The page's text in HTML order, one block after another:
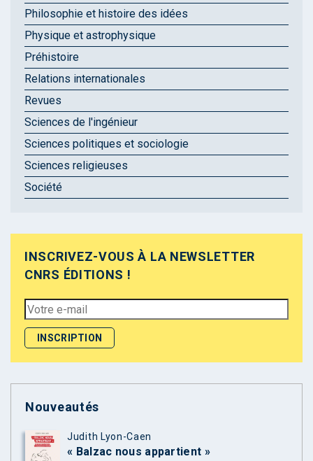
Philosophie et histoire des idées
Physique et astrophysique
Préhistoire
Relations internationales
Revues
Sciences de l'ingénieur
Sciences politiques et sociologie
Sciences religieuses
Société
INSCRIVEZ-VOUS À LA NEWSLETTER
CNRS ÉDITIONS !
Nouveautés
Judith Lyon-Caen
« Balzac nous appartient »